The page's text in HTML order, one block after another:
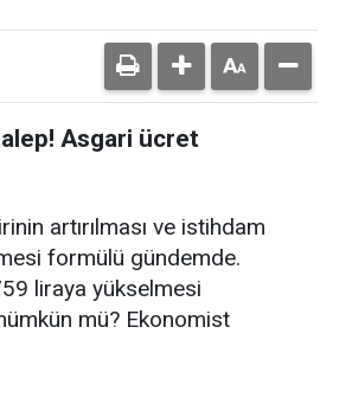
Asgari ücret
artırılması ve istihdam
formülü gündemde.
liraya yükselmesi
mü? Ekonomist